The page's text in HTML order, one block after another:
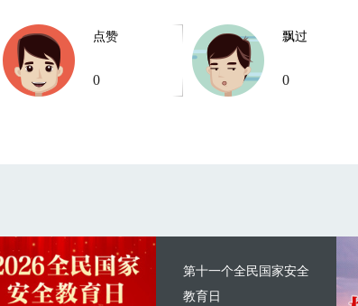
点赞
0
飘过
0
第十一个全民国家安全
教育日